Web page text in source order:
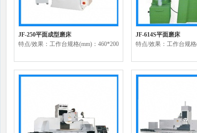
JF-250平面成型磨床
特点/效果：工作台规格(mm)：460*200
JF-614S平面磨床
特点/效果：工作台规